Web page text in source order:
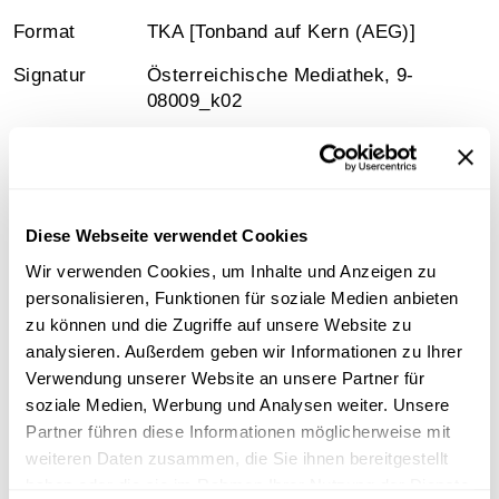
Diese Webseite verwendet Cookies
Wir verwenden Cookies, um Inhalte und Anzeigen zu
personalisieren, Funktionen für soziale Medien anbieten
zu können und die Zugriffe auf unsere Website zu
analysieren. Außerdem geben wir Informationen zu Ihrer
Verwendung unserer Website an unsere Partner für
soziale Medien, Werbung und Analysen weiter. Unsere
Partner führen diese Informationen möglicherweise mit
weiteren Daten zusammen, die Sie ihnen bereitgestellt
Format TKA [Tonband auf Kern (AEG)]
Signatur
Österreichische Mediathek, 9-
08009_k02
Information
Inhalt
1. Adagio
2. Adagio, ma no troppo
3. Finale. Allegro moderato